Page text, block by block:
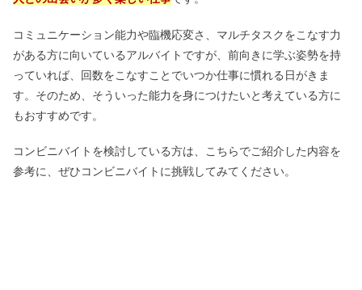
コミュニケーション能力や臨機応変さ、マルチタスクをこなす力
がある方に向いているアルバイトですが、前向きに学ぶ姿勢を持
っていれば、回数をこなすことでいつか仕事に慣れる日がきま
す。そのため、そういった能力を身につけたいと考えている方に
もおすすめです。
コンビニバイトを検討している方は、こちらでご紹介した内容を
参考に、ぜひコンビニバイトに挑戦してみてください。